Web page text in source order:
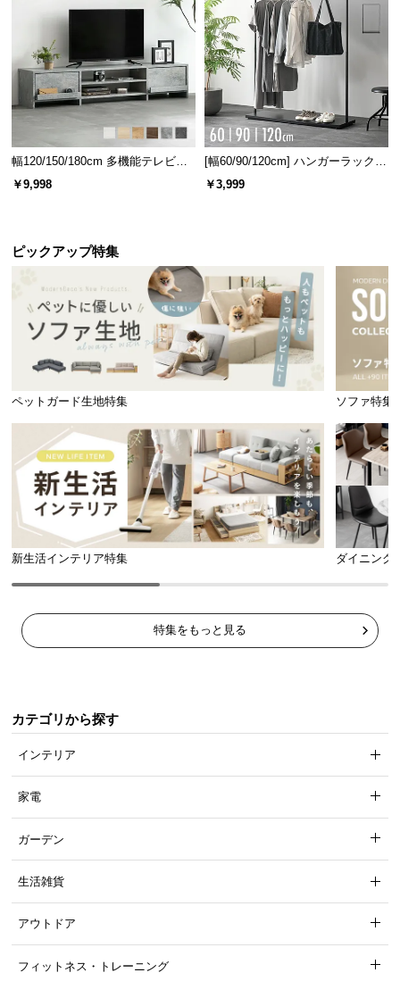
心配がなく安心して使用できます。
厚さ3㎝のウレタン入りで心地よく
スツールには、厚さ
のウレタンクッション付
き。ふんわりと柔らかな座り心地です。
ウレタン厚さ 約3㎝
肌触りの良いファブリック
通気性に優れ、心地よい肌触りのファブリック。一
年を通して快適にお使いいただけます。
超低ホルムの安全素材
さなお子様のいるご家庭でも安心して使えます。
幅120/150/180cm 多機能テレビボ
ード 木目/石目調 オープン収納・
￥9,998
[幅60/90/120cm] ハンガーラック
スチール 4段階高さ調節 サイドフ
￥3,999
ピックアップ特集
ペットガード生地特集 ソファ特集
新生活インテリア特集 ダイニング
特集をもっと見る
カテゴリから探す
インテリア
家電
ガーデン
生活雑貨
アウトドア
フィットネス・トレーニング